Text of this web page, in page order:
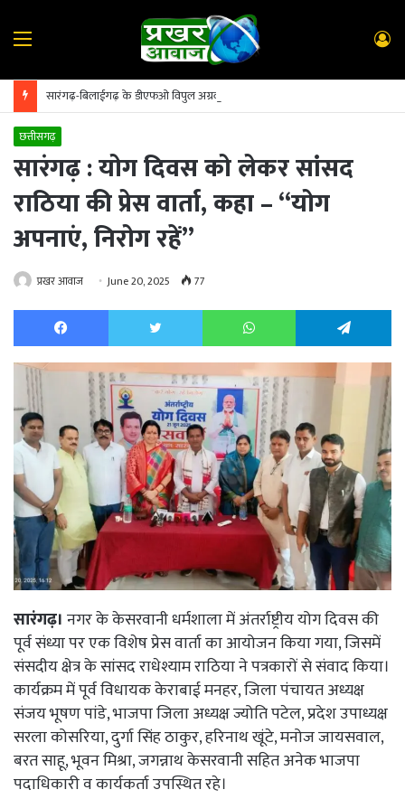
Menu
छत्तीसगढ़
सारंगढ़ : योग दिवस को लेकर सांसद
राठिया की प्रेस वार्ता, कहा – “योग
अपनाएं, निरोग रहें”
प्रखर आवाज June 20, 2025 77
Facebook Twitter WhatsApp
सारंगढ़। नगर के केसरवानी धर्मशाला में अंतर्राष्ट्रीय योग दिवस की
पूर्व संध्या पर एक विशेष प्रेस वार्ता का आयोजन किया गया, जिसमें
संसदीय क्षेत्र के सांसद राधेश्याम राठिया ने पत्रकारों से संवाद किया।
कार्यक्रम में पूर्व विधायक केराबाई मनहर, जिला पंचायत अध्यक्ष
संजय भूषण पांडे, भाजपा जिला अध्यक्ष ज्योति पटेल, प्रदेश उपाध्यक्ष
सरला कोसरिया, दुर्गा सिंह ठाकुर, हरिनाथ खूंटे, मनोज जायसवाल,
बरत साहू, भूवन मिश्रा, जगन्नाथ केसरवानी सहित अनेक भाजपा
पदाधिकारी व कार्यकर्ता उपस्थित रहे।